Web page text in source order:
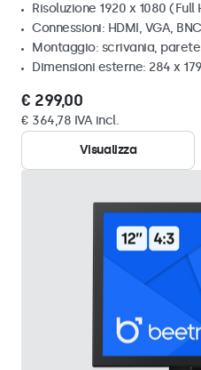
Risoluzione 1920 x 1080 (Full
Connessioni: HDMI, VGA,
Montaggio: scrivania, parete
Dimensioni esterne: 284 x
€ 299,00
€ 364,78 IVA incl.
Visualizza